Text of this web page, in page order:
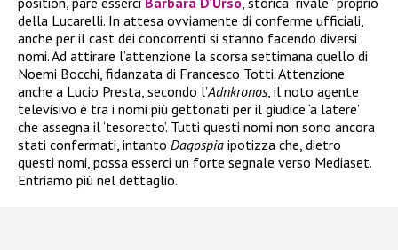
della Lucarelli. In attesa ovviamente di conferme ufficiali,
anche per il cast dei concorrenti si stanno facendo diversi
nomi. Ad attirare l’attenzione la scorsa settimana quello di
Noemi Bocchi, fidanzata di Francesco Totti. Attenzione
anche a Lucio Presta, secondo l’Adnkronos, il noto agente
televisivo è tra i nomi più gettonati per il giudice ‘a latere’
che assegna il ‘tesoretto’. Tutti questi nomi non sono ancora
stati confermati, intanto Dagospia ipotizza che, dietro
questi nomi, possa esserci un forte segnale verso Mediaset.
Entriamo più nel dettaglio.